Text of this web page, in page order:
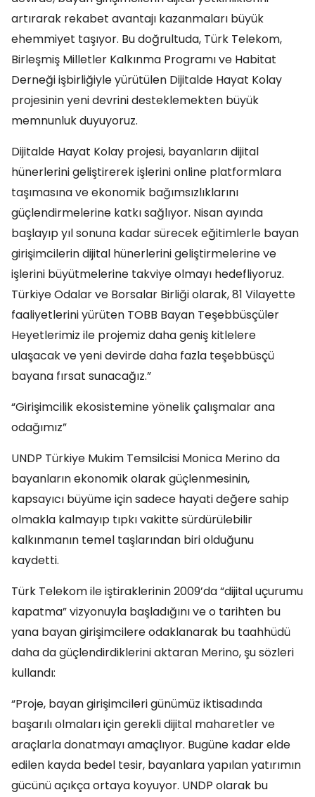
artırarak rekabet avantajı kazanmaları büyük
ehemmiyet taşıyor. Bu doğrultuda, Türk Telekom,
Birleşmiş Milletler Kalkınma Programı ve Habitat
Derneği işbirliğiyle yürütülen Dijitalde Hayat Kolay
projesinin yeni devrini desteklemekten büyük
memnunluk duyuyoruz.
Dijitalde Hayat Kolay projesi, bayanların dijital
hünerlerini geliştirerek işlerini online platformlara
taşımasına ve ekonomik bağımsızlıklarını
güçlendirmelerine katkı sağlıyor. Nisan ayında
başlayıp yıl sonuna kadar sürecek eğitimlerle bayan
girişimcilerin dijital hünerlerini geliştirmelerine ve
işlerini büyütmelerine takviye olmayı hedefliyoruz.
Türkiye Odalar ve Borsalar Birliği olarak, 81 Vilayette
faaliyetlerini yürüten TOBB Bayan Teşebbüsçüler
Heyetlerimiz ile projemiz daha geniş kitlelere
ulaşacak ve yeni devirde daha fazla teşebbüsçü
bayana fırsat sunacağız.”
“Girişimcilik ekosistemine yönelik çalışmalar ana
odağımız”
UNDP Türkiye Mukim Temsilcisi Monica Merino da
bayanların ekonomik olarak güçlenmesinin,
kapsayıcı büyüme için sadece hayati değere sahip
olmakla kalmayıp tıpkı vakitte sürdürülebilir
kalkınmanın temel taşlarından biri olduğunu
kaydetti.
Türk Telekom ile iştiraklerinin 2009’da “dijital uçurumu
kapatma” vizyonuyla başladığını ve o tarihten bu
yana bayan girişimcilere odaklanarak bu taahhüdü
daha da güçlendirdiklerini aktaran Merino, şu sözleri
kullandı:
“Proje, bayan girişimcileri günümüz iktisadında
başarılı olmaları için gerekli dijital maharetler ve
araçlarla donatmayı amaçlıyor. Bugüne kadar elde
edilen kayda bedel tesir, bayanlara yapılan yatırımın
gücünü açıkça ortaya koyuyor. UNDP olarak bu